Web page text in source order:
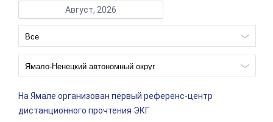
Август, 2026
На Ямале организован первый референс-центр
дистанционного прочтения ЭКГ